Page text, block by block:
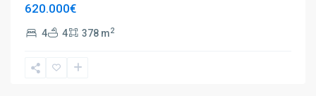
620.000€
4 4 378 m2